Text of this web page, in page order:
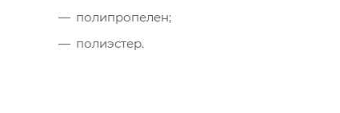
полипропелен;
полиэстер.